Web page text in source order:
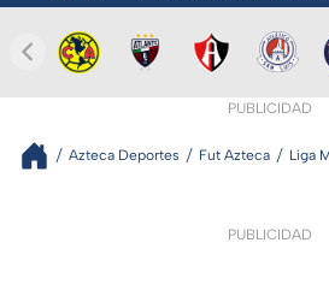
PUBLICIDAD
Azteca Deportes Fut Azteca Liga
PUBLICIDAD